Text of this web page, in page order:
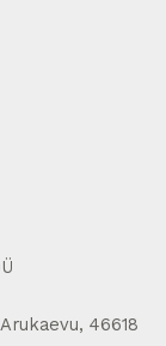
46618